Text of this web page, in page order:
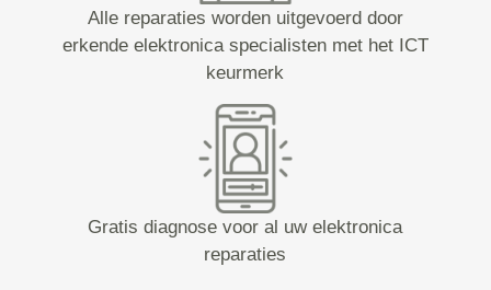
Alle reparaties worden uitgevoerd door
erkende elektronica specialisten met het ICT
keurmerk
Gratis diagnose voor al uw elektronica
reparaties